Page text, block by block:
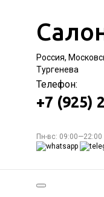
Россия,
Тургенева
Телефон:
+7 (925)
Пн-вс: 09:00—22:00